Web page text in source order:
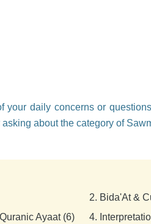
your daily concerns or
about the category of
2. Bida'At &
Ayaat (6) 4.